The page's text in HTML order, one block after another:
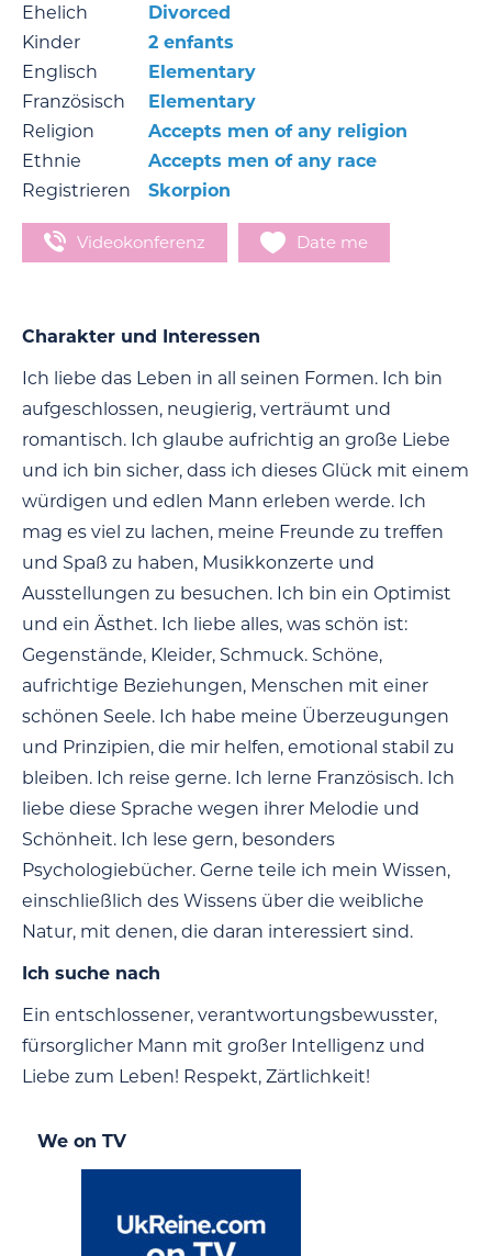
Ehelich
Divorced
Kinder
2 enfants
Englisch
Elementary
Französisch
Elementary
Religion
Accepts men of any religion
Ethnie
Accepts men of any race
Registrieren
Skorpion
Videokonferenz Date me
Charakter und Interessen
Ich liebe das Leben in all seinen Formen. Ich bin
aufgeschlossen, neugierig, verträumt und
romantisch. Ich glaube aufrichtig an große Liebe
und ich bin sicher, dass ich dieses Glück mit einem
würdigen und edlen Mann erleben werde. Ich
mag es viel zu lachen, meine Freunde zu treffen
und Spaß zu haben, Musikkonzerte und
Ausstellungen zu besuchen. Ich bin ein Optimist
und ein Ästhet. Ich liebe alles, was schön ist:
Gegenstände, Kleider, Schmuck. Schöne,
aufrichtige Beziehungen, Menschen mit einer
schönen Seele. Ich habe meine Überzeugungen
und Prinzipien, die mir helfen, emotional stabil zu
bleiben. Ich reise gerne. Ich lerne Französisch. Ich
liebe diese Sprache wegen ihrer Melodie und
Schönheit. Ich lese gern, besonders
Psychologiebücher. Gerne teile ich mein Wissen,
einschließlich des Wissens über die weibliche
Natur, mit denen, die daran interessiert sind.
Ich suche nach
Ein entschlossener, verantwortungsbewusster,
fürsorglicher Mann mit großer Intelligenz und
Liebe zum Leben! Respekt, Zärtlichkeit!
We on TV